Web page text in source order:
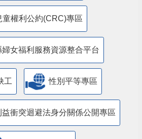
童權利公約(CRC)專區
婦女福利服務資源整合平台
工 性別平等專區
衝突迴避法身分關係公開專區